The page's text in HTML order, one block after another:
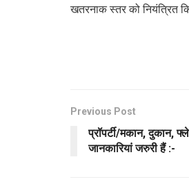
खतरनाक स्तर को नियंत्रित
Previous Post
प्रॉपर्टी/मकान, दुकान,
जानकारियां जरुरी हैं :-